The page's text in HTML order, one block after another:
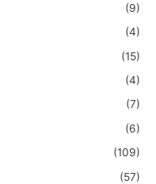
(9)
(4)
(15)
(4)
(7)
(6)
(109)
(57)